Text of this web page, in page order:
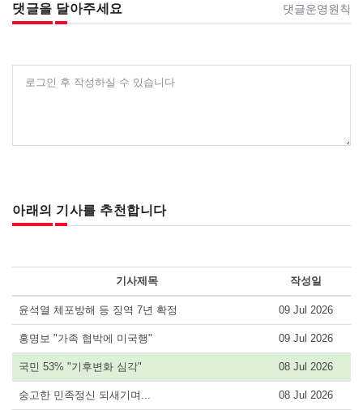
댓글을 달아주세요 댓글운영원칙
로그인 후 작성하실 수 있습니다
아래의 기사를 추천합니다
기사제목 작성일
윤석열 체포방해 등 징역 7년 확정 09 Jul 2026
홍명보 "가족 협박에 미국행" 09 Jul 2026
국민 53% "기후변화 심각" 08 Jul 2026
숭고한 민족정신 되새기며... 08 Jul 2026